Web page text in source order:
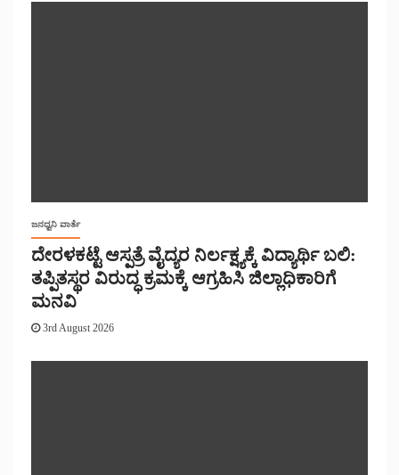
ಜನಧ್ವನಿ ವಾರ್ತೆ
ದೇರಳಕಟ್ಟೆ ಆಸ್ಪತ್ರೆ ವೈದ್ಯರ ನಿರ್ಲಕ್ಷ್ಯಕ್ಕೆ ವಿದ್ಯಾರ್ಥಿ ಬಲಿ:
ತಪ್ಪಿತಸ್ಥರ ವಿರುದ್ಧ ಕ್ರಮಕ್ಕೆ ಆಗ್ರಹಿಸಿ ಜಿಲ್ಲಾಧಿಕಾರಿಗೆ
ಮನವಿ
3rd August 2026